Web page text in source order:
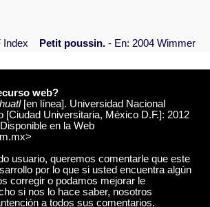
Index Petit poussin. - En: 2004 Wimmer
web?
[en línea]. Universidad Nacional
[Ciudad Universitaria, México D.F.]: 2012
en la Web
usuario, queremos comentarle que este
por lo que si usted encuentra algún
corregir o podamos mejorar le
si nos lo hace saber, nosotros
a todos sus comentarios.